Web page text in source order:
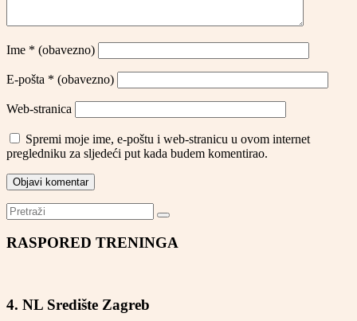
Ime * (obavezno)
E-pošta * (obavezno)
Web-stranica
Spremi moje ime, e-poštu i web-stranicu u ovom internet
pregledniku za sljedeći put kada budem komentirao.
RASPORED TRENINGA
4. NL Središte Zagreb